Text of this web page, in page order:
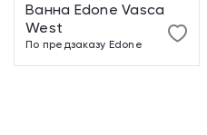
Ванна Edone Vasca
West
По предзаказу Edone